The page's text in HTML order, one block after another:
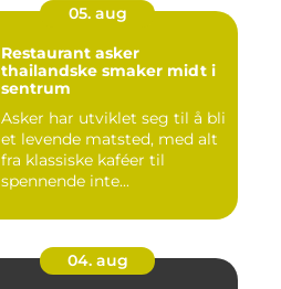
05. aug
Restaurant asker
thailandske smaker midt i
sentrum
Asker har utviklet seg til å bli
et levende matsted, med alt
fra klassiske kaféer til
spennende inte...
04. aug